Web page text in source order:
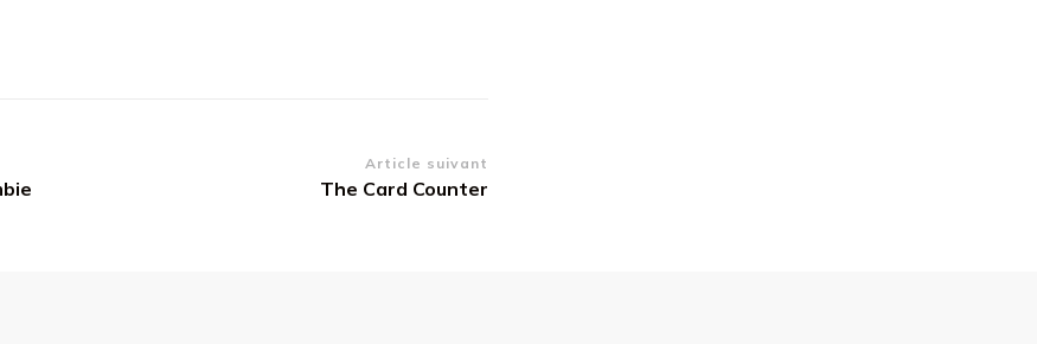
Article suivant
The Card Counter